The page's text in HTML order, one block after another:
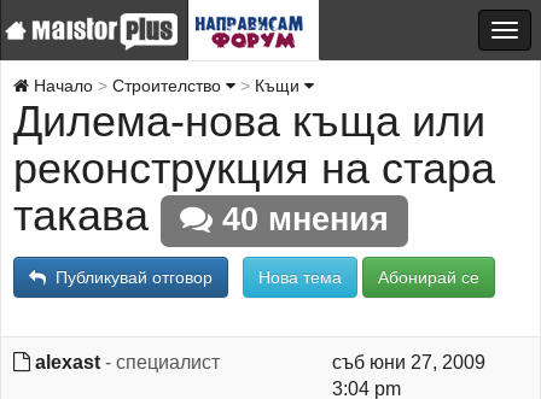
Начало Строителство Къщи
Дилема-нова къща или
реконструкция на стара
такава
40 мнения
Публикувай отговор Нова тема Абонирай се
alexast - специалист
съб юни 27, 2009
3:04 pm